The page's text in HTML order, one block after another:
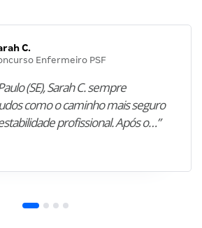
C.
Enfermeiro PSF
(SE), Sarah C. sempre
como o caminho mais seguro
profissional. Após o…”